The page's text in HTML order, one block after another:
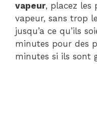
vapeur, placez les
vapeur, sans trop
jusqu’a ce qu’ils
minutes pour des
minutes si ils sont